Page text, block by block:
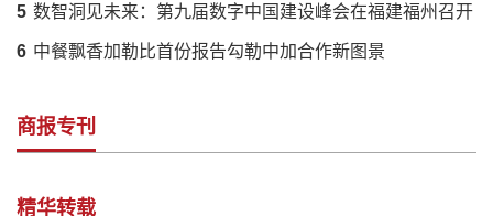
5 数智洞见未来：第九届数字中国建设峰会在福建福州召开
6 中餐飘香加勒比首份报告勾勒中加合作新图景
商报专刊
精华转载